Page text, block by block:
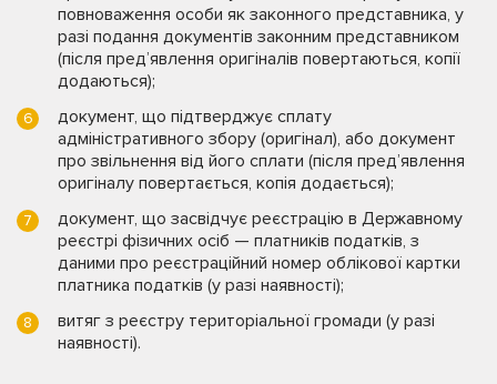
повноваження особи як законного представника, у
разі подання документів законним представником
(після пред’явлення оригіналів повертаються, копії
додаються);
документ, що підтверджує сплату
адміністративного збору (оригінал), або документ
про звільнення від його сплати (після пред’явлення
оригіналу повертається, копія додається);
документ, що засвідчує реєстрацію в Державному
реєстрі фізичних осіб — платників податків, з
даними про реєстраційний номер облікової картки
платника податків (у разі наявності);
витяг з реєстру територіальної громади (у разі
наявності).